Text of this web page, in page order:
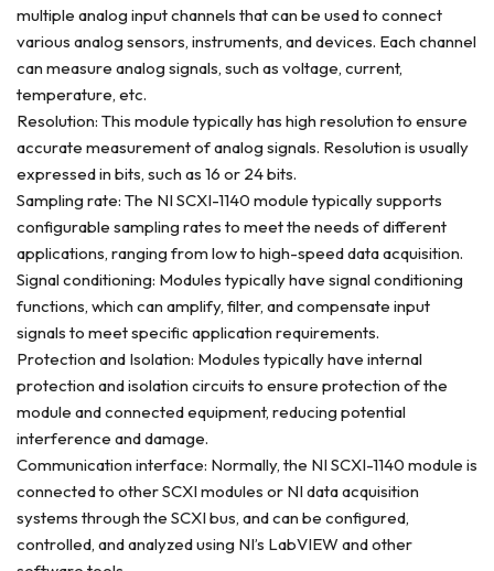
multiple analog input channels that can be used to connect
various analog sensors, instruments, and devices. Each channel
can measure analog signals, such as voltage, current,
temperature, etc.
Resolution: This module typically has high resolution to ensure
accurate measurement of analog signals. Resolution is usually
expressed in bits, such as 16 or 24 bits.
Sampling rate: The NI SCXI-1140 module typically supports
configurable sampling rates to meet the needs of different
applications, ranging from low to high-speed data acquisition.
Signal conditioning: Modules typically have signal conditioning
functions, which can amplify, filter, and compensate input
signals to meet specific application requirements.
Protection and Isolation: Modules typically have internal
protection and isolation circuits to ensure protection of the
module and connected equipment, reducing potential
interference and damage.
Communication interface: Normally, the NI SCXI-1140 module is
connected to other SCXI modules or NI data acquisition
systems through the SCXI bus, and can be configured,
controlled, and analyzed using NI’s LabVIEW and other